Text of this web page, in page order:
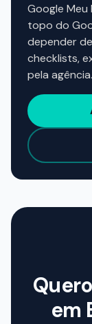
Google Meu
topo do
depender
checklists,
pela agência.
em